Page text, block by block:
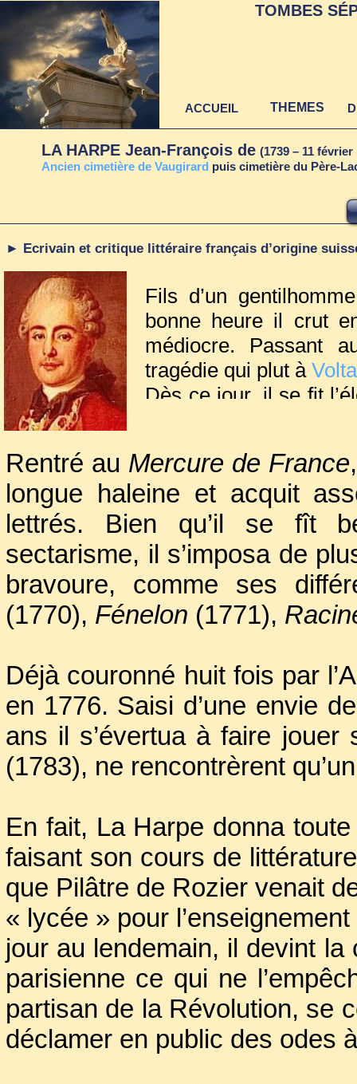
Rentré au Mercure de France
longue haleine et acquit
lettrés. Bien qu’il se fît
sectarisme, il s’imposa de
bravoure, comme ses
(1770), Fénelon (1771),
Déjà couronné huit fois par
en 1776. Saisi d’une envie
ans il s’évertua à faire
(1783), ne rencontrèrent
En fait, La Harpe donna
faisant son cours de
que Pilâtre de Rozier venait
« lycée » pour
jour au lendemain, il devint
parisienne ce qui ne
partisan de la Révolution, se
déclamer en public des odes
LA HARPE Jean-François de (1739 – 11 février
Ancien cimetière de Vaugirard puis cimetière du Père-
► Ecrivain et critique littéraire français d’origine
Fils d’un
bonne heure il crut
médiocre. Passant
tragédie qui plut à
Dès ce jour, il se fit
Affligé par le peu de
suivirent, Voltaire lui
littéraire.
TOMBES
ACCUEIL THEMES